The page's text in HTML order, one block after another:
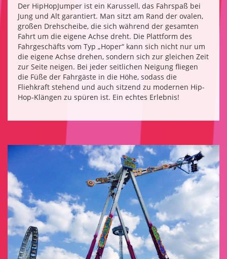
Der HipHopJumper ist ein Karussell, das Fahrspaß bei
Jung und Alt garantiert. Man sitzt am Rand der ovalen,
großen Drehscheibe, die sich während der gesamten
Fahrt um die eigene Achse dreht. Die Plattform des
Fahrgeschäfts vom Typ „Hoper“ kann sich nicht nur um
die eigene Achse drehen, sondern sich zur gleichen Zeit
zur Seite neigen. Bei jeder seitlichen Neigung fliegen
die Füße der Fahrgäste in die Höhe, sodass die
Fliehkraft stehend und auch sitzend zu modernen Hip-
Hop-Klängen zu spüren ist. Ein echtes Erlebnis!